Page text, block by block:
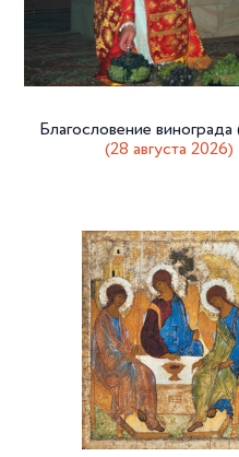
Благословение винограда
(28 августа 2026)